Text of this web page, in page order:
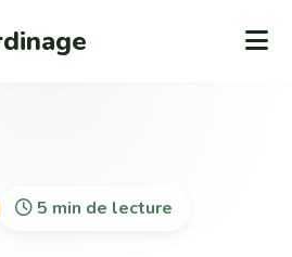
5 min de lecture